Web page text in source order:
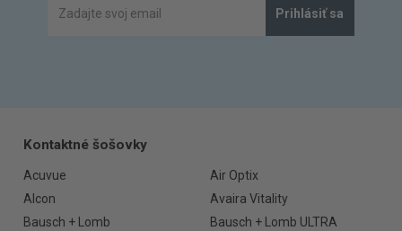
Prihlásiť sa
Kontaktné šošovky
Acuvue
Air Optix
Alcon
Avaira Vitality
Bausch + Lomb
Bausch + Lomb ULTRA